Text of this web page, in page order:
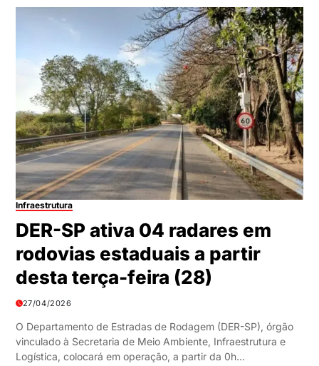
Infraestrutura
DER-SP ativa 04 radares em
rodovias estaduais a partir
desta terça-feira (28)
27/04/2026
O Departamento de Estradas de Rodagem (DER-SP), órgão
vinculado à Secretaria de Meio Ambiente, Infraestrutura e
Logística, colocará em operação, a partir da 0h…